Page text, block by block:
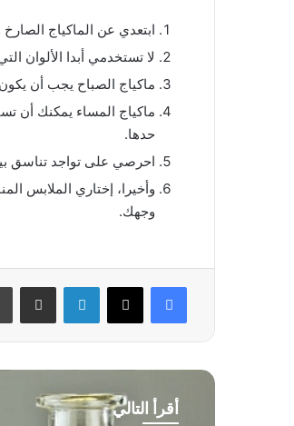
ابتعدي عن الماكياج
لا تستخدمي أبدا الألوان
ماكياج الصباح يجب أن
ماكياج المساء يمكنك أن
حدها.
احرصي على تواجد تناسق
وأخيرا، إختاري الملابس
وجهك.
فيسبوك لينكدإن
أقرأ التالي